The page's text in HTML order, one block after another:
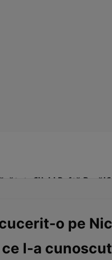
Click! Poftă Bună!
o pe
l-a